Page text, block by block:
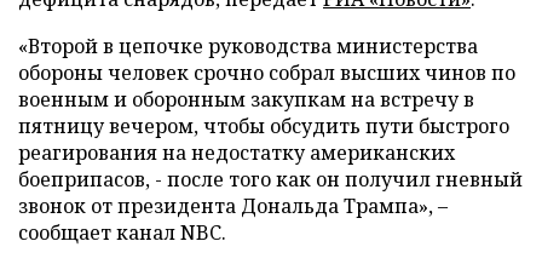
«Второй в цепочке руководства министерства
обороны человек срочно собрал высших чинов по
военным и оборонным закупкам на встречу в
пятницу вечером, чтобы обсудить пути быстрого
реагирования на недостатку американских
боеприпасов, - после того как он получил гневный
звонок от президента Дональда Трампа», –
сообщает канал NBC.